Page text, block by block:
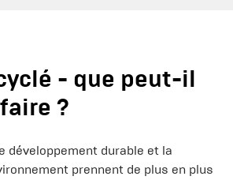
- que peut-il
?
développement durable et la
prennent de plus en plus